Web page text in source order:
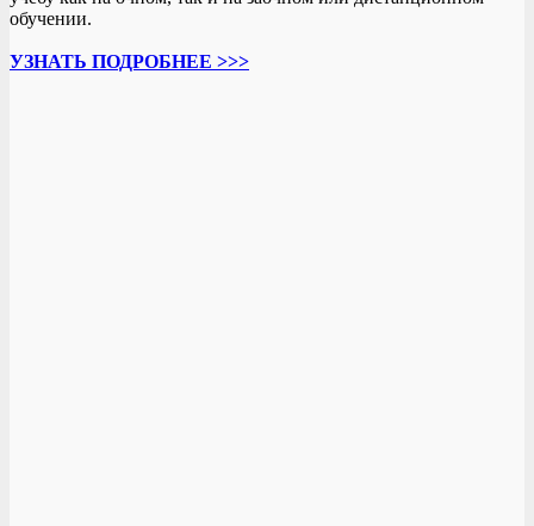
обучении.
УЗНАТЬ ПОДРОБНЕЕ >>>